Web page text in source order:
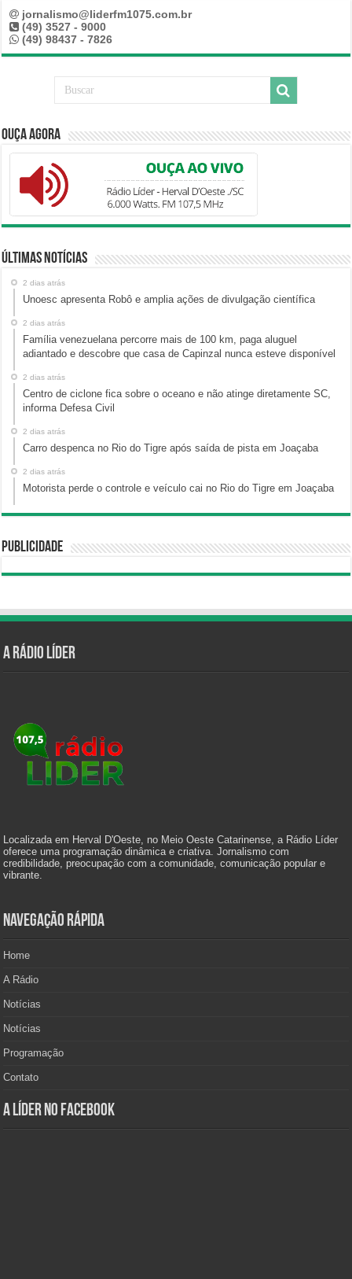
jornalismo@liderfm1075.com.br
(49) 3527 - 9000
(49) 98437 - 7826
Ouça Agora
Últimas Notícias
2 dias atrás
Unoesc apresenta Robô e amplia ações de divulgação científica
2 dias atrás
Família venezuelana percorre mais de 100 km, paga aluguel
adiantado e descobre que casa de Capinzal nunca esteve disponível
2 dias atrás
Centro de ciclone fica sobre o oceano e não atinge diretamente SC,
informa Defesa Civil
2 dias atrás
Carro despenca no Rio do Tigre após saída de pista em Joaçaba
2 dias atrás
Motorista perde o controle e veículo cai no Rio do Tigre em Joaçaba
Publicidade
A Rádio Líder
Localizada em Herval D'Oeste, no Meio Oeste Catarinense, a Rádio Líder
oferece uma programação dinâmica e criativa. Jornalismo com
credibilidade, preocupação com a comunidade, comunicação popular e
vibrante.
Navegação Rápida
Home
A Rádio
Notícias
Notícias
Programação
Contato
A Líder no Facebook